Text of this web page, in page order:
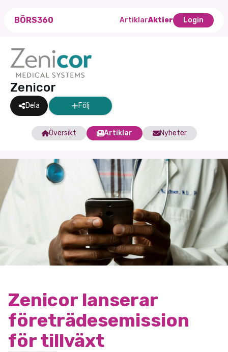
BÖRS360 ArtiklarAktier Login
Zenicor
Dela Följ
Översikt Artiklar Nyheter
Zenicor lanserar
företrädesemission
för tillväxt